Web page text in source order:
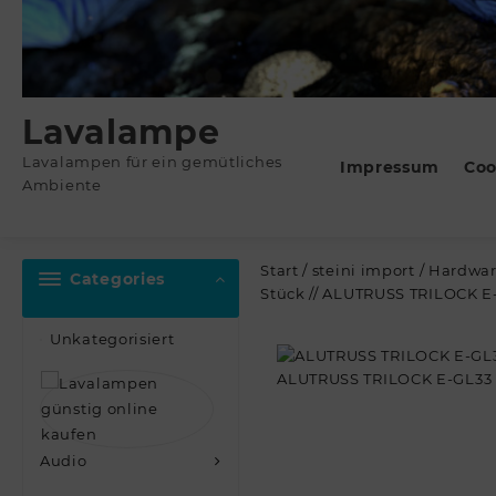
Lavalampe
Lavalampen für ein gemütliches
Ambiente
Impressum
Categories
Unkategorisiert
Audio
Start / steini import /
Stück // ALUTRUSS TRILOCK